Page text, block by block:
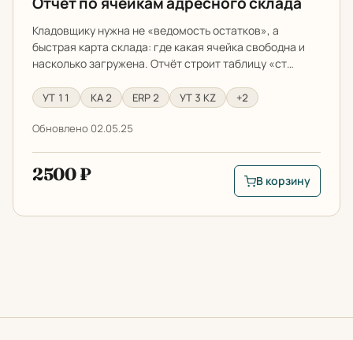
Кладовщику нужна не «ведомость остатков», а
быстрая карта склада: где какая ячейка свободна и
насколько загружена. Отчёт строит таблицу «ст…
УТ 11 КА 2 ERP 2 УТ 3 KZ +2
Обновлено 02.05.25
2500 ₽
В корзину: Отчёт
В корзину